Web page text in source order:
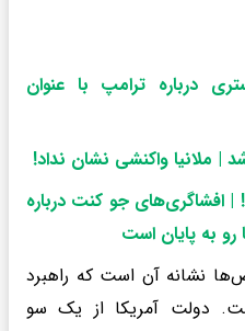
درباره ترامپ با عنوان
| ملانیا واکنشی نشان نداد!
جو کنت درباره
به پایان است
نشانه آن است که راهبرد
دولت آمریکا از یک سو